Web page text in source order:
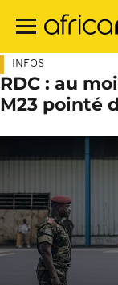
contenu
INFOS
RDC : au
M23 pointé